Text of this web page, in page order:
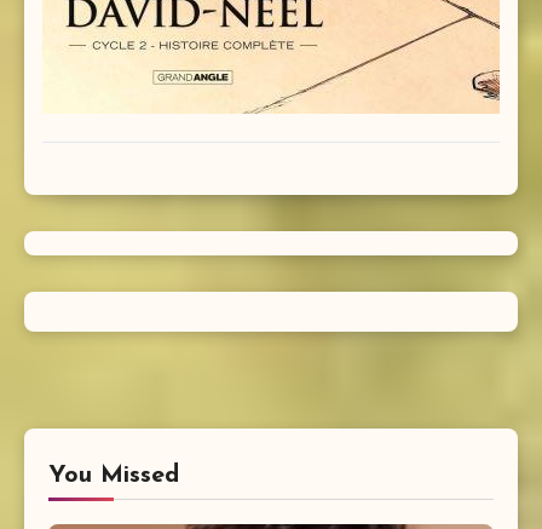
You Missed